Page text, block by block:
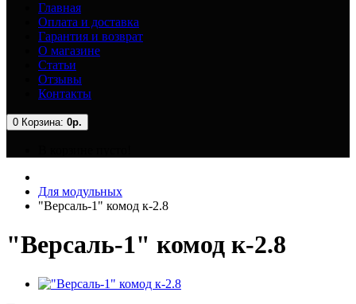
Главная
Оплата и доставка
Гарантия и возврат
О магазине
Статьи
Отзывы
Контакты
0 Корзина: 0р.
Для модульных
"Версаль-1" комод к-2.8
"Версаль-1" комод к-2.8